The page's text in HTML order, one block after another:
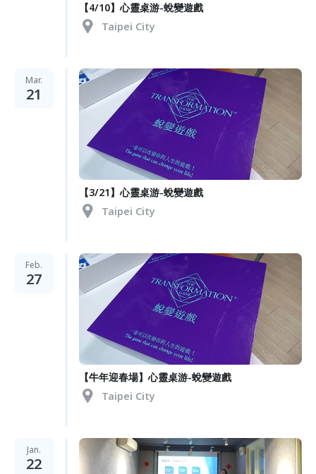
【4/10】心靈桌游-蛻變遊戲
Taipei City
Mar.
21
【3/21】心靈桌游-蛻變遊戲
Taipei City
Feb.
27
【牛年迎春場】心靈桌游-蛻變遊戲
Taipei City
Jan.
22